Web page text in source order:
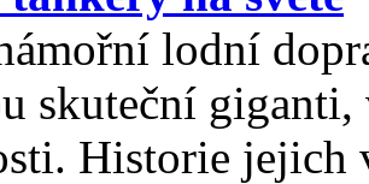
lodní
skuteční giganti,
Historie